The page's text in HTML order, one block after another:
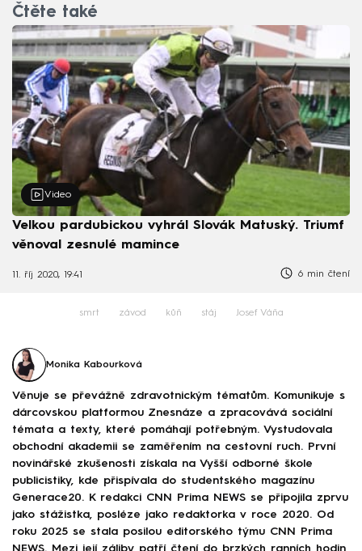
Čtěte také
Video
Velkou pardubickou vyhrál Slovák Matuský. Triumf
věnoval zesnulé mamince
11. říj 2020, 19:41 6 min čtení
smrt závod kůň stáj Josef Váňa
Monika Kabourková
Věnuje se převážně zdravotnickým tématům. Komunikuje s
dárcovskou platformou Znesnáze a zpracovává sociální
témata a texty, které pomáhají potřebným. Vystudovala
obchodní akademii se zaměřením na cestovní ruch. První
novinářské zkušenosti získala na Vyšší odborné škole
publicistiky, kde přispívala do studentského magazínu
Generace20. K redakci CNN Prima NEWS se připojila zprvu
jako stážistka, posléze jako redaktorka v roce 2020. Od
roku 2025 se stala posilou editorského týmu CNN Prima